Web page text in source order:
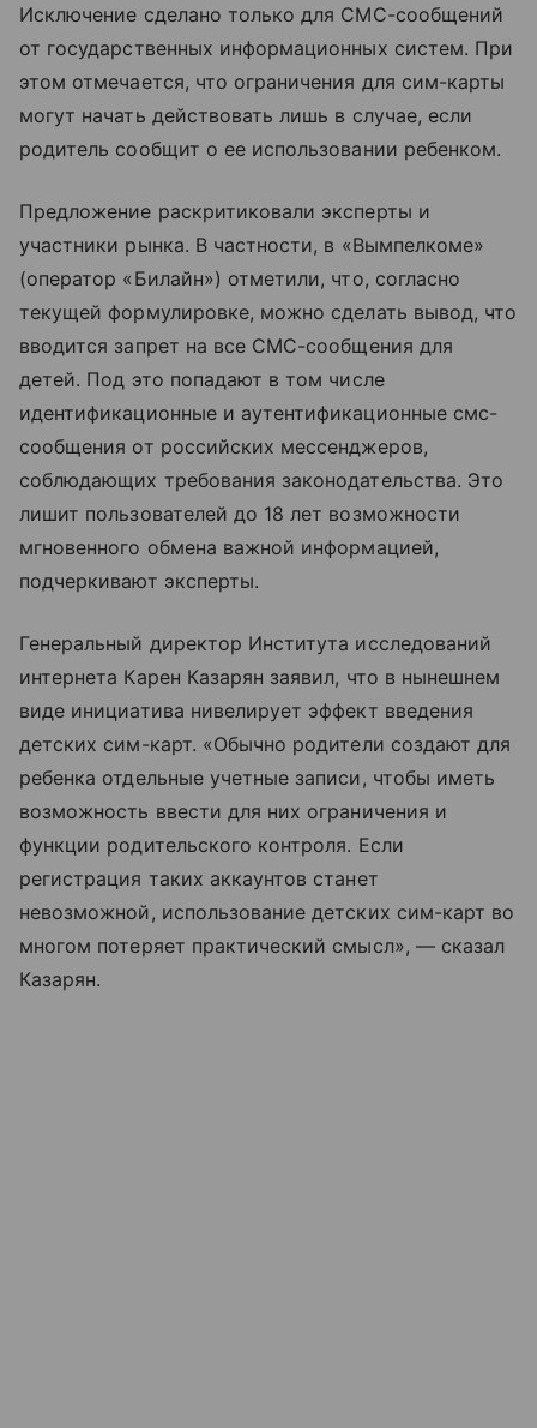
Исключение сделано только для СМС-сообщений
от государственных информационных систем. При
этом отмечается, что ограничения для сим-карты
могут начать действовать лишь в случае, если
родитель сообщит о ее использовании ребенком.
Предложение раскритиковали эксперты и
участники рынка. В частности, в «Вымпелкоме»
(оператор «Билайн») отметили, что, согласно
текущей формулировке, можно сделать вывод, что
вводится запрет на все СМС-сообщения для
детей. Под это попадают в том числе
идентификационные и аутентификационные смс-
сообщения от российских мессенджеров,
соблюдающих требования законодательства. Это
лишит пользователей до 18 лет возможности
мгновенного обмена важной информацией,
подчеркивают эксперты.
Генеральный директор Института исследований
интернета Карен Казарян заявил, что в нынешнем
виде инициатива нивелирует эффект введения
детских сим-карт. «Обычно родители создают для
ребенка отдельные учетные записи, чтобы иметь
возможность ввести для них ограничения и
функции родительского контроля. Если
регистрация таких аккаунтов станет
невозможной, использование детских сим-карт во
многом потеряет практический смысл», — сказал
Казарян.